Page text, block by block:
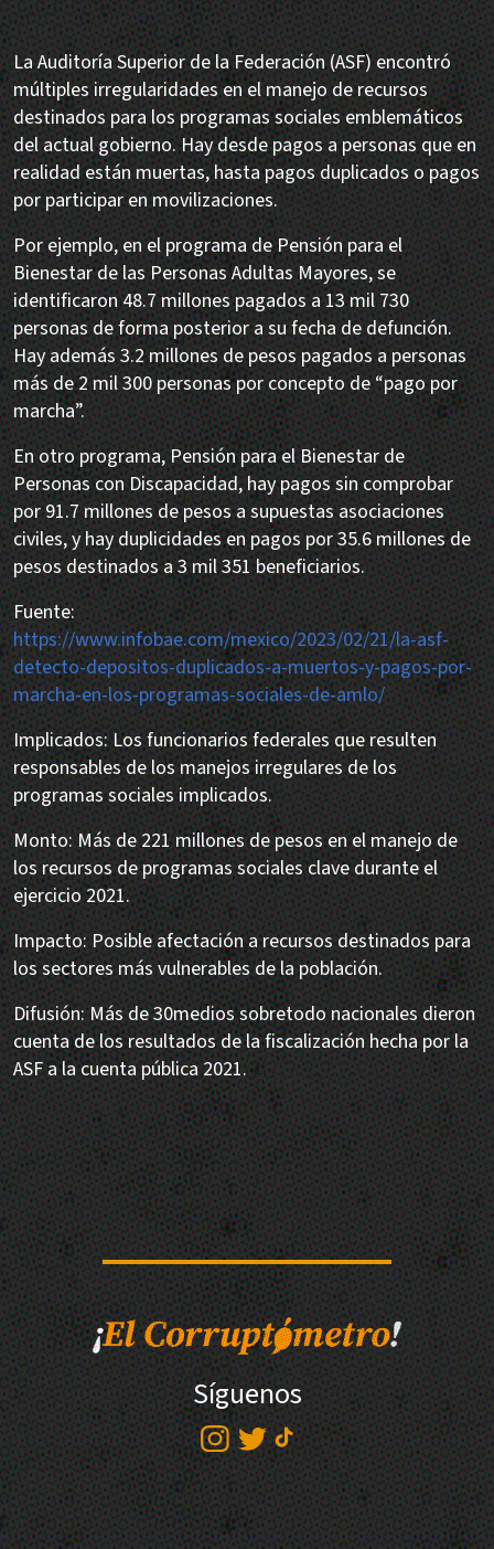
La Auditoría Superior de la Federación (ASF) encontró
múltiples irregularidades en el manejo de recursos
destinados para los programas sociales emblemáticos
del actual gobierno. Hay desde pagos a personas que en
realidad están muertas, hasta pagos duplicados o pagos
por participar en movilizaciones.
Por ejemplo, en el programa de Pensión para el
Bienestar de las Personas Adultas Mayores, se
identificaron 48.7 millones pagados a 13 mil 730
personas de forma posterior a su fecha de defunción.
Hay además 3.2 millones de pesos pagados a personas
más de 2 mil 300 personas por concepto de “pago por
marcha”.
En otro programa, Pensión para el Bienestar de
Personas con Discapacidad, hay pagos sin comprobar
por 91.7 millones de pesos a supuestas asociaciones
civiles, y hay duplicidades en pagos por 35.6 millones de
pesos destinados a 3 mil 351 beneficiarios.
Fuente:
https://www.infobae.com/mexico/2023/02/21/la-asf-
detecto-depositos-duplicados-a-muertos-y-pagos-por-
marcha-en-los-programas-sociales-de-amlo/
Implicados: Los funcionarios federales que resulten
responsables de los manejos irregulares de los
programas sociales implicados.
Monto: Más de 221 millones de pesos en el manejo de
los recursos de programas sociales clave durante el
ejercicio 2021.
Impacto: Posible afectación a recursos destinados para
los sectores más vulnerables de la población.
Difusión: Más de 30medios sobretodo nacionales dieron
cuenta de los resultados de la fiscalización hecha por la
ASF a la cuenta pública 2021.
Síguenos